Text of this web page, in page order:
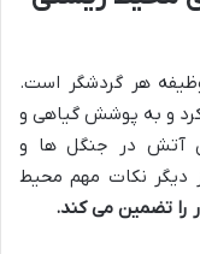
هر گردشگر است.
کرد و به پوشش گیاهی و
آتش در جنگل ها و
دیگر نکات مهم محیط
را تضمین می کند.